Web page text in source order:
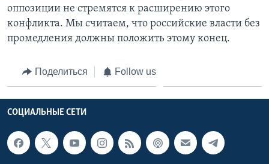
оппозиции не стремятся к расширению этого
конфликта. Мы считаем, что российские власти без
промедления должны положить этому конец.
Поделиться Follow us
СОЦИАЛЬНЫЕ СЕТИ